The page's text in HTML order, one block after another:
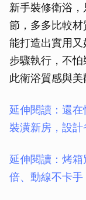
新手裝修衛浴
節，多多比較
能打造出實用
步驟執行，不
此衛浴質感與美
延伸閱讀：還
裝潢新房，設
延伸閱讀：烤
倍、動線不卡手